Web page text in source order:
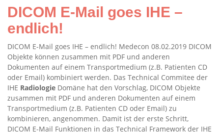
DICOM E-Mail goes IHE –
endlich!
DICOM E-Mail goes IHE – endlich! Medecon 08.02.2019 DICOM
Objekte können zusammen mit PDF und anderen
Dokumenten auf einem Transportmedium (z.B. Patienten CD
oder Email) kombiniert werden. Das Technical Commitee der
IHE Radiologie Domäne hat den Vorschlag, DICOM Objekte
zusammen mit PDF und anderen Dokumenten auf einem
Transportmedium (z.B. Patienten CD oder Email) zu
kombinieren, angenommen. Damit ist der erste Schritt,
DICOM E-Mail Funktionen in das Technical Framework der IHE